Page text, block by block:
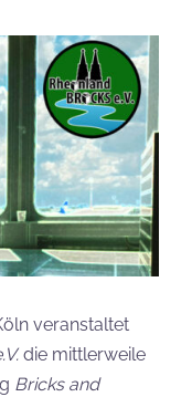
veranstaltet
die mittlerweile
Bricks and